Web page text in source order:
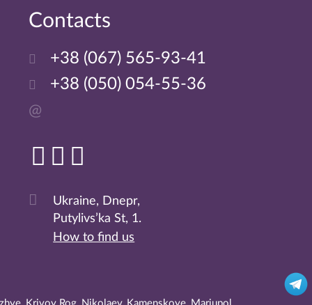
Сontacts
+38 (067) 565-93-41
+38 (050) 054-55-36
@
Ukraine, Dnepr,
Putylivs’ka St, 1.
How to find us